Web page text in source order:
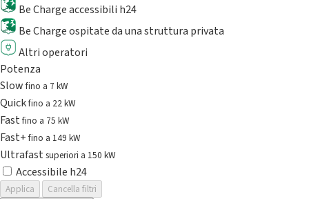
Be Charge accessibili h24
Be Charge ospitate da una struttura privata
Altri operatori
Potenza
Slowfino a 7 kW
Quickfino a 22 kW
Fastfino a 75 kW
Fast+fino a 149 kW
Ultrafast superiori a 150 kW
Accessibile h24
Applica
Cancella filtri